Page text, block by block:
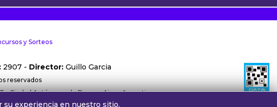
y Sorteos
2907 - Director: Guillo Garcia
reservados
- Ciudad Autónoma de Buenos Aires, Argentina.
con nosotros: cv@alphamedia.com.ar
su experiencia en nuestro sitio.